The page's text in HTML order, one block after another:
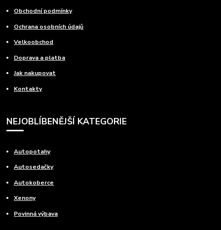
Obchodní podmínky
Ochrana osobních údajů
Velkoobchod
Doprava a platba
Jak nakupovat
Kontakty
NEJOBLÍBENĚJŠÍ KATEGORIE
Autopotahy
Autosedačky
Autokoberce
Xenony
Povinná výbava